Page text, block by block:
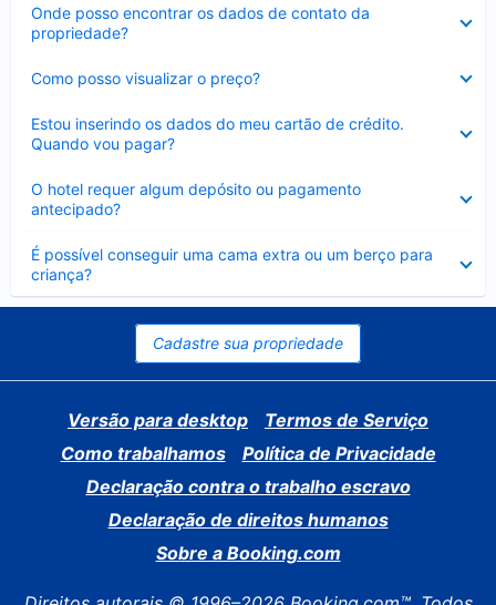
Onde posso encontrar os dados de contato da
propriedade?
Como posso visualizar o preço?
Estou inserindo os dados do meu cartão de crédito.
Quando vou pagar?
O hotel requer algum depósito ou pagamento
antecipado?
É possível conseguir uma cama extra ou um berço para
criança?
Contraído
Cadastre sua propriedade
Versão para desktop
Termos de Serviço
Como trabalhamos
Política de Privacidade
Declaração contra o trabalho escravo
Declaração de direitos humanos
Sobre a Booking.com